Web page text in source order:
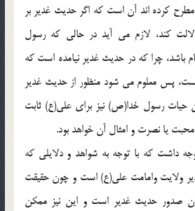
كرده اند آن است كه اگر حديث غدير بر
كند، لازم مى آيد در حالى كه رسول
باشد، چرا كه در حديث غدير نيامده است كه
پس معلوم مى شود منظور از حديث غدير
رسول خدا(ص) نيز براى على(ع) ثابت
يا نصرت و امثال آن خواهد بود.
داشت كه با توجه به شواهد و دلايلى كه
ولايت وامامت على(ع) است و چون حقيقت
صدور حديث غدير است و اين نيز ممكن